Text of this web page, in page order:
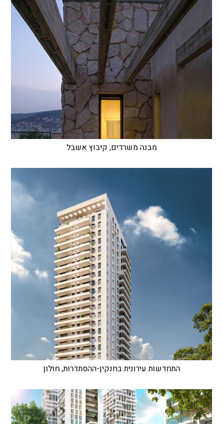
מבנה משרדים, קיבוץ אשבל
התחדשות עירונית בחנקין-ההסתדרות, חולון